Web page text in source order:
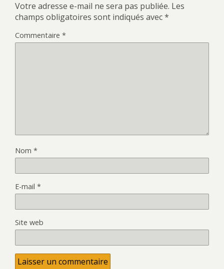
Votre adresse e-mail ne sera pas publiée. Les
champs obligatoires sont indiqués avec*
Commentaire *
Nom *
E-mail *
Site web